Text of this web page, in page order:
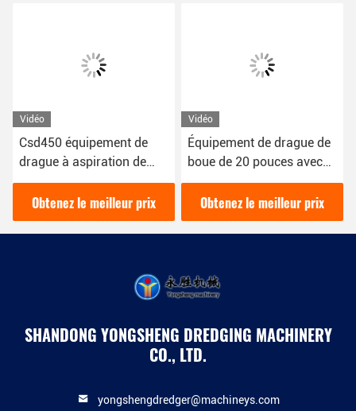
Vidéo
Csd450 équipement de
drague à aspiration de
sable personnalisé
Obtenez le meilleur prix
Vidéo
Équipement de drague de
boue de 20 pouces avec
une capacité solide de 760
Cbm/h
Obtenez le meilleur prix
SHANDONG YONGSHENG DREDGING MACHINERY
CO., LTD.
yongshengdredger@machineys.com